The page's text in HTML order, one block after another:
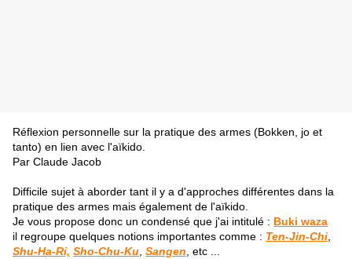
Réflexion personnelle sur la pratique des armes (Bokken, jo et
tanto) en lien avec l'aïkido.
Par Claude Jacob
Difficile sujet à aborder tant il y a d'approches différentes dans la
pratique des armes mais également de l'aïkido.
Je vous propose donc un condensé que j'ai intitulé : Buki waza
il regroupe quelques notions importantes comme : Ten-Jin-Chi
Shu-Ha-Ri, Sho-Chu-Ku Sangen , etc ...